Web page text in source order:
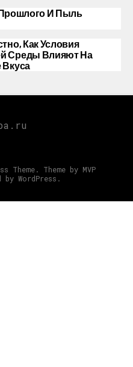
И Пыль
Как Условия
Среды Влияют На
Вкуса
Theme. Theme by MVP
by WordPress.